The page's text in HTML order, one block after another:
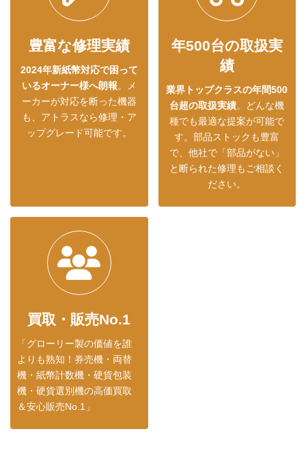
豊富な修理実績
2024年新紙幣対応で困って
いるオーナー様へ朗報。メ
ーカーが対応を断った機器
も、アトラスなら修理・ア
ップグレード可能です。
年500台の取扱実
績
業界トップクラスの年間500
台超の取扱実績。どんな機
種でも最適な提案が可能で
す。部品ストックも豊富
で、他社で「部品がない」
と断られた修理もご相談く
ださい。
買取・販売No.1
「グローリー製の価値を誰
よりも熟知！券売機・両替
機・紙幣計数機・硬貨包装
機・硬貨選別機の高価買取
＆安心販売No.1」